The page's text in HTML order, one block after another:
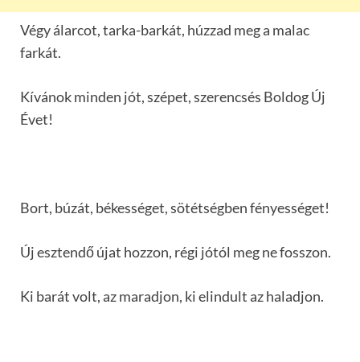
Végy álarcot, tarka-barkát, húzzad meg a malac
farkát.
Kívánok minden jót, szépet, szerencsés Boldog Új
Évet!
Bort, búzát, békességet, sötétségben fényességet!
Új esztendő újat hozzon, régi jótól meg ne fosszon.
Ki barát volt, az maradjon, ki elindult az haladjon.